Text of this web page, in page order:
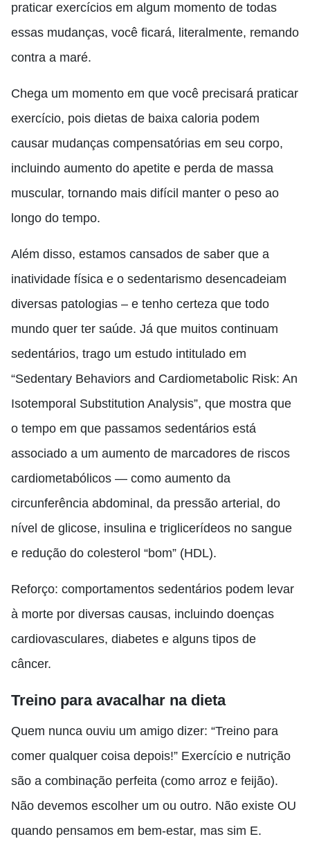
praticar exercícios em algum momento de todas
essas mudanças, você ficará, literalmente, remando
contra a maré.
Chega um momento em que você precisará praticar
exercício, pois dietas de baixa caloria podem
causar mudanças compensatórias em seu corpo,
incluindo aumento do apetite e perda de massa
muscular, tornando mais difícil manter o peso ao
longo do tempo.
Além disso, estamos cansados de saber que a
inatividade física e o sedentarismo desencadeiam
diversas patologias – e tenho certeza que todo
mundo quer ter saúde. Já que muitos continuam
sedentários, trago um estudo intitulado em
“Sedentary Behaviors and Cardiometabolic Risk: An
Isotemporal Substitution Analysis”, que mostra que
o tempo em que passamos sedentários está
associado a um aumento de marcadores de riscos
cardiometabólicos — como aumento da
circunferência abdominal, da pressão arterial, do
nível de glicose, insulina e triglicerídeos no sangue
e redução do colesterol “bom” (HDL).
Reforço: comportamentos sedentários podem levar
à morte por diversas causas, incluindo doenças
cardiovasculares, diabetes e alguns tipos de
câncer.
Treino para avacalhar na dieta
Quem nunca ouviu um amigo dizer: “Treino para
comer qualquer coisa depois!” Exercício e nutrição
são a combinação perfeita (como arroz e feijão).
Não devemos escolher um ou outro. Não existe OU
quando pensamos em bem-estar, mas sim E.